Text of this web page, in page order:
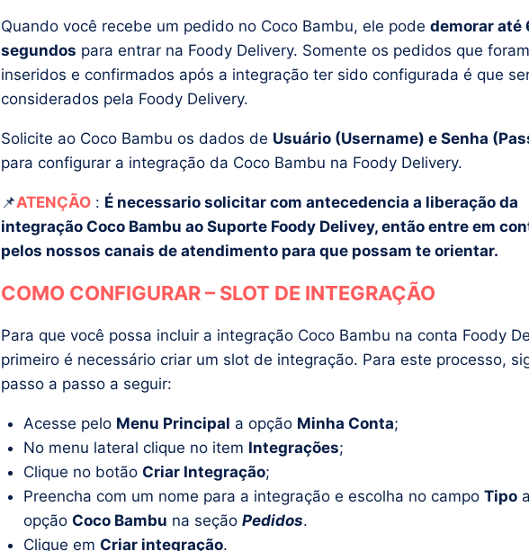
Quando você recebe um pedido no Coco Bambu, ele pode demorar até
segundos para entrar na Foody Delivery. Somente os pedidos que foram
inseridos e confirmados após a integração ter sido configurada é que
considerados pela Foody Delivery.
Solicite ao Coco Bambu os dados de Usuário (Username) e Senha
para configurar a integração da Coco Bambu na Foody Delivery.
📌ATENÇÃO : É necessario solicitar com antecedencia a liberação da
integração Coco Bambu ao Suporte Foody Delivey, então entre em
pelos nossos canais de atendimento para que possam te orientar.
COMO CONFIGURAR – SLOT DE INTEGRAÇÃO
Para que você possa incluir a integração Coco Bambu na conta Foody
primeiro é necessário criar um slot de integração. Para este processo,
passo a passo a seguir:
Acesse pelo Menu Principal a opção Minha Conta;
No menu lateral clique no item Integrações;
Clique no botãoCriar Integração;
Preencha com um nome para a integração e escolha no campoTipo a
opçãoCoco Bambu na seçãoPedidos.
Clique emCriar integração.